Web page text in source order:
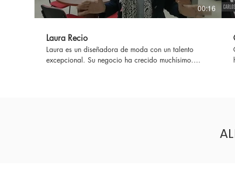
00:16
Laura Recio
Laura es un diseñadora de moda con un talento
excepcional. Su negocio ha crecido muchísimo.